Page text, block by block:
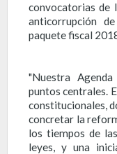
convocatorias de
anticorrupción
paquete fiscal
"Nuestra
puntos centrales.
constitucionales,
concretar la
los tiempos de
leyes, y una